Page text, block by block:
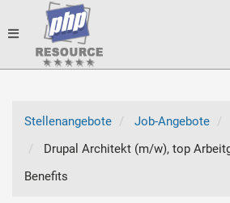
Toggle
Stellenangebote
Job-Angebote
Drupal Architekt (m/w), top
Benefits